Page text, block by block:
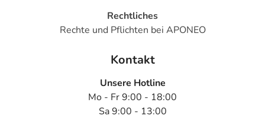
Rechtliches
Rechte und Pflichten bei APONEO
Kontakt
Unsere Hotline
Mo - Fr 9:00 - 18:00
Sa 9:00 - 13:00